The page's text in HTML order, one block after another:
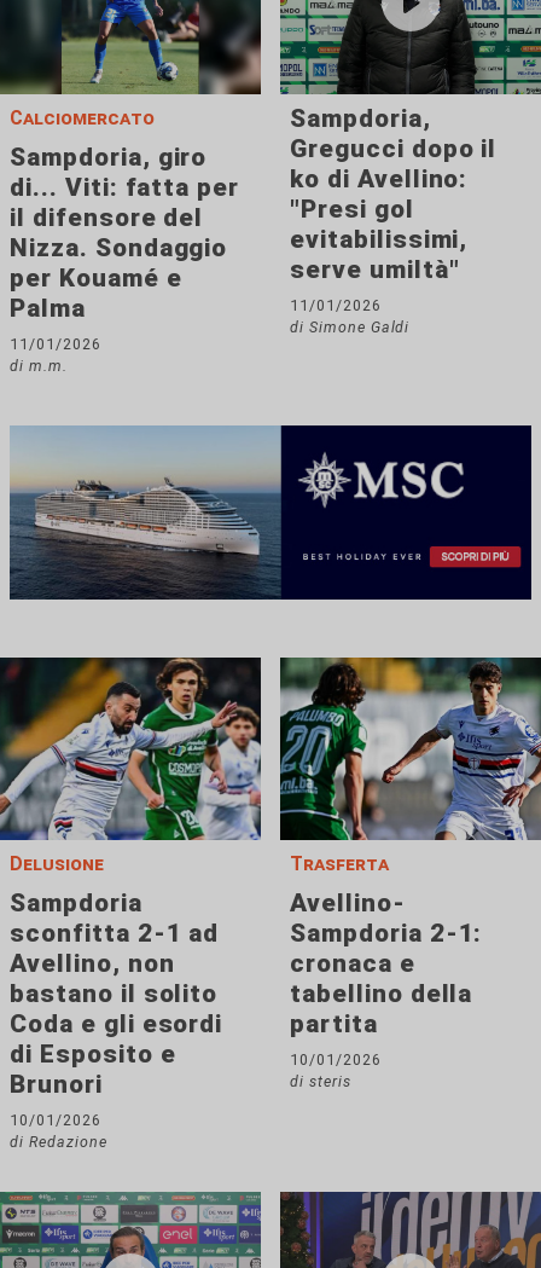
Calciomercato
Sampdoria, giro
di... Viti: fatta per
il difensore del
Nizza. Sondaggio
per Kouamé e
Palma
11/01/2026
di m.m.
Sampdoria,
Gregucci dopo il
ko di Avellino:
"Presi gol
evitabilissimi,
serve umiltà"
11/01/2026
di Simone Galdi
Delusione
Sampdoria
sconfitta 2-1 ad
Avellino, non
bastano il solito
Coda e gli esordi
di Esposito e
Brunori
10/01/2026
di Redazione
Trasferta
Avellino-
Sampdoria 2-1:
cronaca e
tabellino della
partita
10/01/2026
di steris